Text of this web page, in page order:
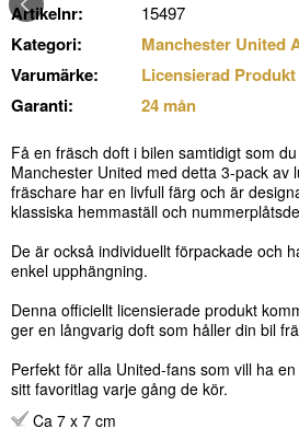
Artikelnr: 15497
Kategori:
Manchester United
Varumärke:
Licensierad Produkt
Garanti:
24 mån
Få en fräsch doft i bilen samtidigt som
Manchester United med detta 3-pack av
fräschare har en livfull färg och är
klassiska hemmaställ och
De är också individuellt förpackade och
enkel upphängning.
Denna officiellt licensierade produkt
ger en långvarig doft som håller din bil
Perfekt för alla United-fans som vill ha
sitt favoritlag varje gång de kör.
Ca 7 x 7 cm